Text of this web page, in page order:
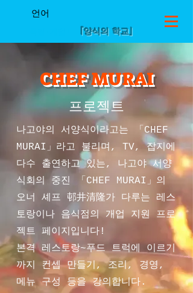
「양식의 학교」
언어
CHEF MURAI
프로젝트
나고야의 서양식이라고는 「CHEF
MURAI」라고 불리며, TV, 잡지에
다수 출연하고 있는, 나고야 서양
식회의 중진 「CHEF MURAI」의
오너 셰프 邨井清隆가 다루는 레스
토랑이나 음식점의 개업 지원 프로
젝트 페이지입니다!
본격 레스토랑~푸드 트럭에 이르기
까지 컨셉 만들기, 조리, 경영,
메뉴 구성 등을 강의합니다.